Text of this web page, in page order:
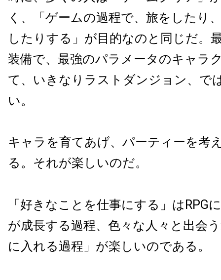
く、「ゲームの過程で、旅をしたり
したりする」が目的なのと同じだ。
装備で、最強のパラメータのキャラ
て、いきなりラストダンジョン、で
い。
キャラを育てあげ、パーティーを考
る。それが楽しいのだ。
「好きなことを仕事にする」はRPG
が成長する過程、色々な人々と出会
に入れる過程」が楽しいのである。